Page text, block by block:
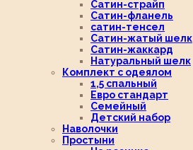
Сатин-страйп
Сатин-фланель
сатин-тенсел
Сатин-жатый шелк
Сатин-жаккард
Натуральный шелк
Комплект с одеялом
1,5 спальный
Евро стандарт
Семейный
Детский набор
Наволочки
Простыни